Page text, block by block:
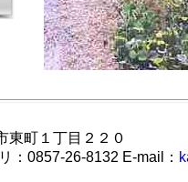
町１丁目２２０
：0857-26-8132 E-mail：